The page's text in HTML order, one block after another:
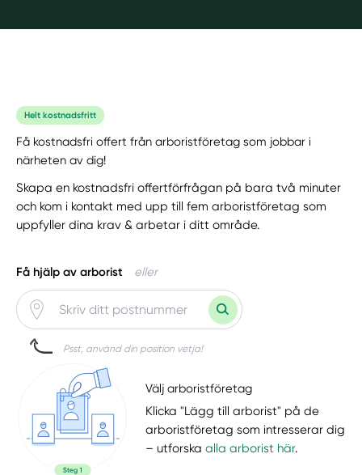
Helt kostnadsfritt
Få kostnadsfri offert från arboristföretag som jobbar i
närheten av dig!
Skapa en kostnadsfri offertförfrågan på bara två minuter
och kom i kontakt med upp till fem arboristföretag som
uppfyller dina krav & arbetar i ditt område.
Få hjälp av arborist eller
Psst, använd din position vetja!
Välj arboristföretag
Klicka "Lägg till arborist" på de
arboristföretag som intresserar dig
– utforskaalla arborist här.